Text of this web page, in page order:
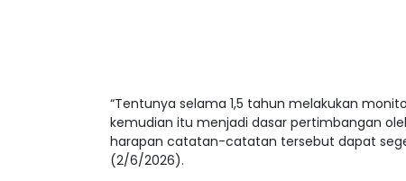
“Tentunya selama 1,5 tahun melakukan
kemudian itu menjadi dasar pertimbangan
harapan catatan-catatan tersebut dapat
(2/6/2026).